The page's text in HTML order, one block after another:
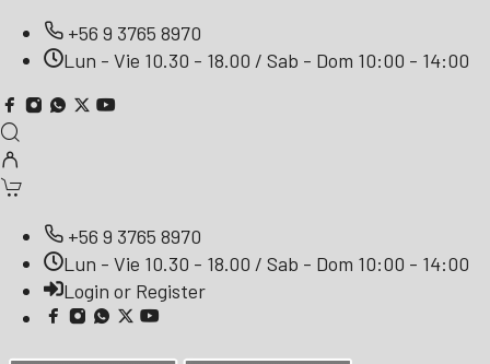
+56 9 3765 8970
Lun - Vie 10.30 - 18.00 / Sab - Dom 10:00 - 14:00
+56 9 3765 8970
Lun - Vie 10.30 - 18.00 / Sab - Dom 10:00 - 14:00
Login or Register